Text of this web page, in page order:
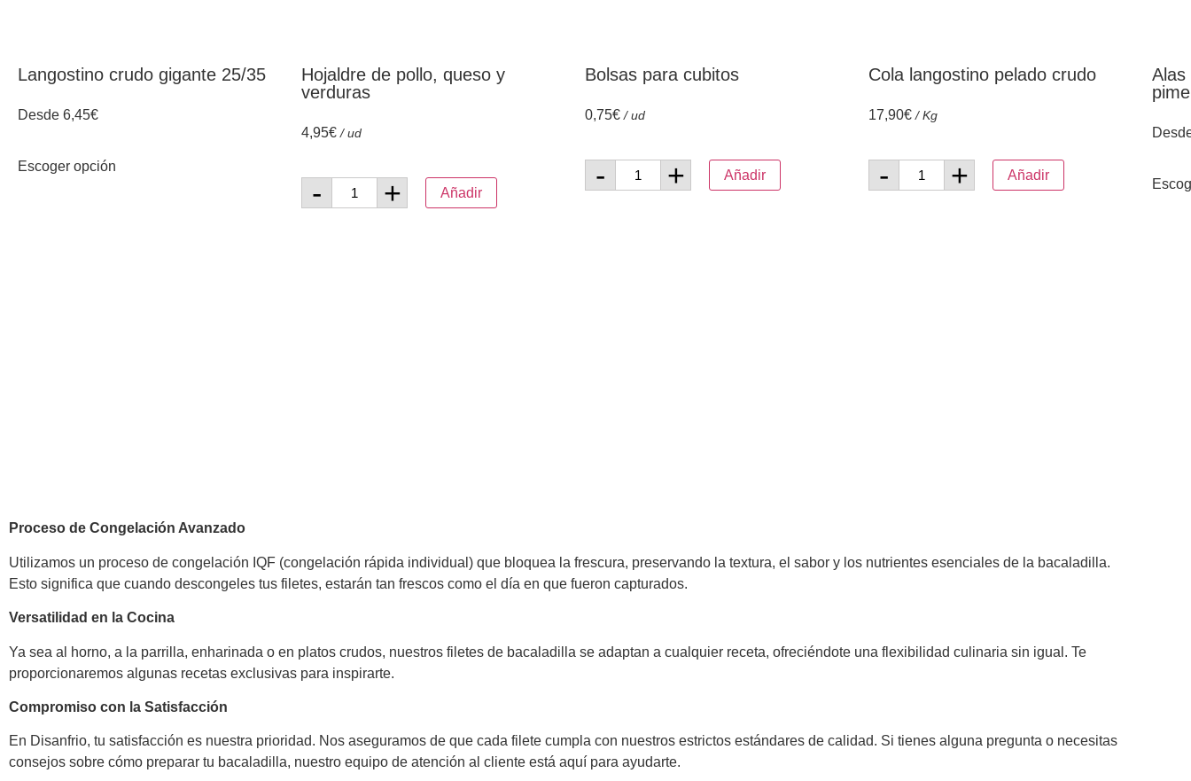
Langostino crudo gigante 25/35
Desde 6,45€
Escoger opción
Hojaldre de pollo, queso y
verduras
4,95€ / ud
- + Añadir
Bolsas para cubitos
0,75€ / ud
- + Añadir
Cola langostino pelado crudo
17,90€ / Kg
- + Añadir
Alas
Proceso de Congelación Avanzado
Utilizamos un proceso de congelación IQF (congelación rápida individual) que bloquea la frescura, preservando la textura, el sabor y los nutrientes esenciales de la bacaladilla.
Esto significa que cuando descongeles tus filetes, estarán tan frescos como el día en que fueron capturados.
Versatilidad en la Cocina
Ya sea al horno, a la parrilla, enharinada o en platos crudos, nuestros filetes de bacaladilla se adaptan a cualquier receta, ofreciéndote una flexibilidad culinaria sin igual. Te
proporcionaremos algunas recetas exclusivas para inspirarte.
Compromiso con la Satisfacción
En Disanfrio, tu satisfacción es nuestra prioridad. Nos aseguramos de que cada filete cumpla con nuestros estrictos estándares de calidad. Si tienes alguna pregunta o necesitas
consejos sobre cómo preparar tu bacaladilla, nuestro equipo de atención al cliente está aquí para ayudarte.